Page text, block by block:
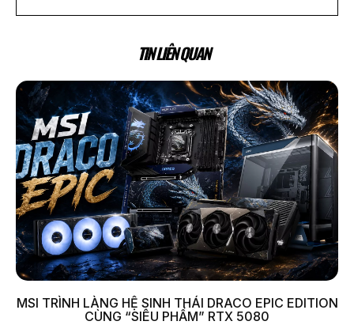
TIN LIÊN QUAN
MSI TRÌNH LÀNG HỆ SINH THÁI DRACO EPIC EDITION
CÙNG “SIÊU PHẨM” RTX 5080